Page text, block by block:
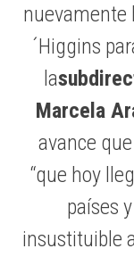
nuevamente
´Higgins
la
Marcela
avance
“que hoy
países
insustituible